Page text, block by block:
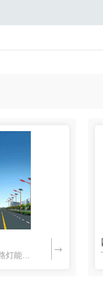
众所周知的四川太阳能路灯能源都是来自于太阳能，那你对于太阳能了解多少呢？如果您不是很清楚的话，下面的内容需要您仔细阅读了。太阳能是取之不尽，用之不竭，清洁无污染并可再生的绿色环保能源。利用太阳能发电，...